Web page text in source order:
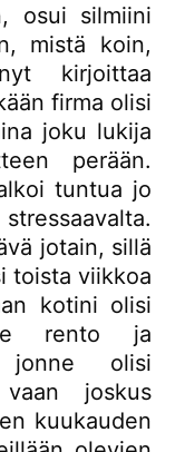
osui silmiini
mistä koin,
kirjoittaa
firma olisi
joku lukija
perään.
tuntua jo
jotain, sillä
toista viikkoa
kotini olisi
rento ja
jonne olisi
joskus
kuukauden